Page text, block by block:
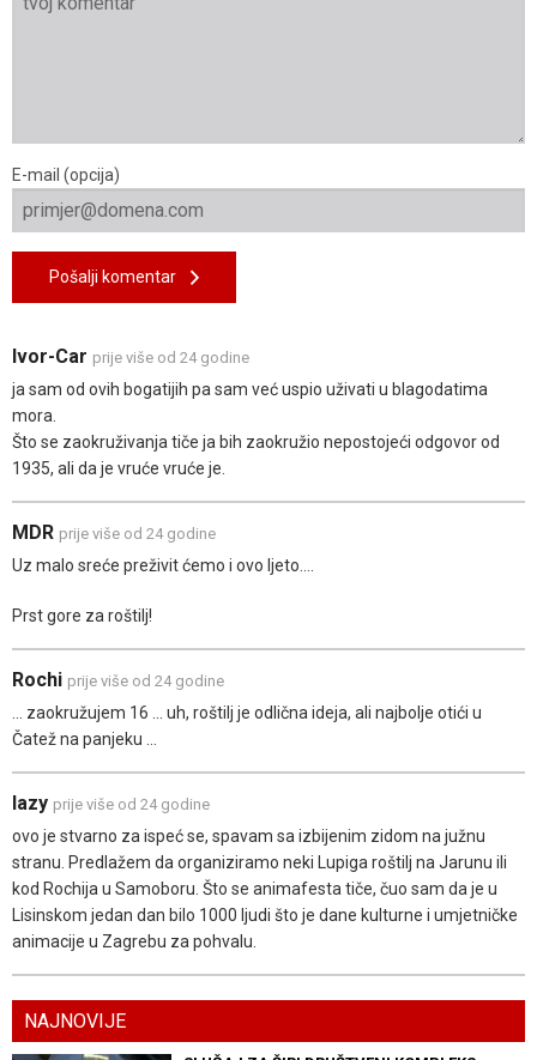
E-mail (opcija)
Pošalji komentar
Ivor-Car prije više od 24 godine
ja sam od ovih bogatijih pa sam već uspio uživati u blagodatima
mora.
Što se zaokruživanja tiče ja bih zaokružio nepostojeći odgovor od
1935, ali da je vruće vruće je.
MDR prije više od 24 godine
Uz malo sreće preživit ćemo i ovo ljeto....
Prst gore za roštilj!
Rochi prije više od 24 godine
... zaokružujem 16 ... uh, roštilj je odlična ideja, ali najbolje otići u
Čatež na panjeku ...
lazy prije više od 24 godine
ovo je stvarno za ispeć se, spavam sa izbijenim zidom na južnu
stranu. Predlažem da organiziramo neki Lupiga roštilj na Jarunu ili
kod Rochija u Samoboru. Što se animafesta tiče, čuo sam da je u
Lisinskom jedan dan bilo 1000 ljudi što je dane kulturne i umjetničke
animacije u Zagrebu za pohvalu.
NAJNOVIJE